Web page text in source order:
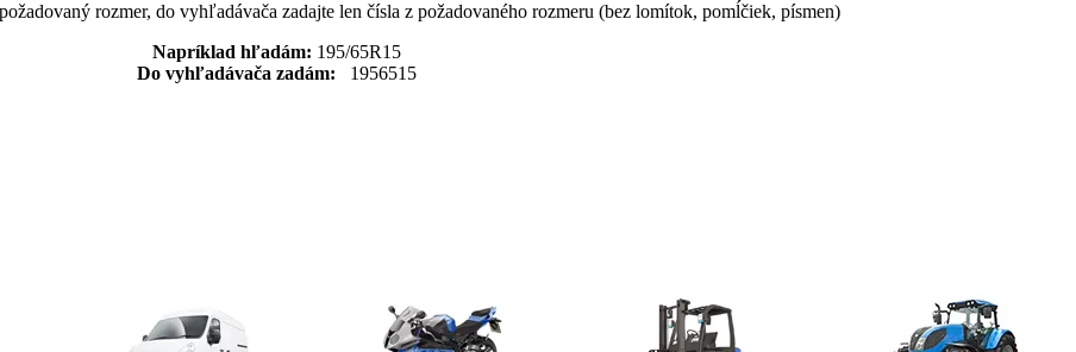
rozmer, do vyhľadávača zadajte len čísla z požadovaného rozmeru (bez lomítok, pomĺčiek, písmen)
Napríklad hľadám: 195/65R15
Do vyhľadávača zadám: 1956515